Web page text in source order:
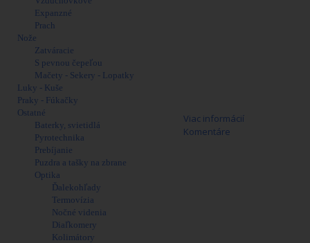
Expanzné
Prach
Nože
Zatváracie
S pevnou čepeľou
Mačety - Sekery - Lopatky
Luky - Kuše
Praky - Fúkačky
Ostatné
Baterky, svietidlá
Pyrotechnika
Prebíjanie
Puzdra a tašky na zbrane
Optika
Ďalekohľady
Termovízia
Nočné videnia
Diaľkomery
Kolimátory
Viac informácií
Komentáre